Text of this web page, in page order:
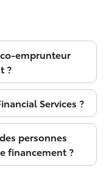
emprunteur
?
Services ?
personnes
financement ?